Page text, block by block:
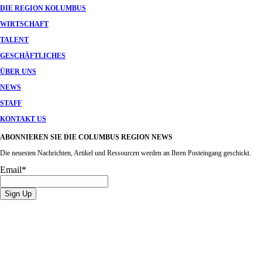
DIE REGION KOLUMBUS
WIRTSCHAFT
TALENT
GESCHÄFTLICHES
ÜBER UNS
NEWS
STAFF
KONTAKT US
ABONNIEREN SIE DIE COLUMBUS REGION NEWS
Die neuesten Nachrichten, Artikel und Ressourcen werden an Ihren Posteingang geschickt.
Email*